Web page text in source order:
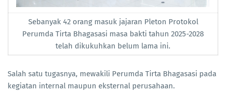
Sebanyak 42 orang masuk jajaran Pleton Protokol
Perumda Tirta Bhagasasi masa bakti tahun 2025-2028
telah dikukuhkan belum lama ini.
Salah satu tugasnya, mewakili Perumda Tirta Bhagasasi pada
kegiatan internal maupun eksternal perusahaan.